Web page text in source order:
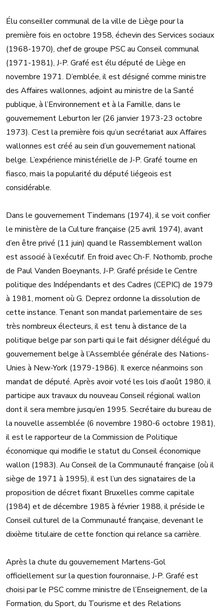
Élu conseiller communal de la ville de Liège pour la
première fois en octobre 1958, échevin des Services sociaux
(1968-1970), chef de groupe PSC au Conseil communal
(1971-1981), J-P. Grafé est élu député de Liège en
novembre 1971. D’emblée, il est désigné comme ministre
des Affaires wallonnes, adjoint au ministre de la Santé
publique, à l’Environnement et à la Famille, dans le
gouvernement Leburton Ier (26 janvier 1973-23 octobre
1973). C’est la première fois qu’un secrétariat aux Affaires
wallonnes est créé au sein d’un gouvernement national
belge. L’expérience ministérielle de J-P. Grafé tourne en
fiasco, mais la popularité du député liégeois est
considérable.
Dans le gouvernement Tindemans (1974), il se voit confier
le ministère de la Culture française (25 avril 1974), avant
d’en être privé (11 juin) quand le Rassemblement wallon
est associé à l’exécutif. En froid avec Ch-F. Nothomb, proche
de Paul Vanden Boeynants, J-P. Grafé préside le Centre
politique des Indépendants et des Cadres (CEPIC) de 1979
à 1981, moment où G. Deprez ordonne la dissolution de
cette instance. Tenant son mandat parlementaire de ses
très nombreux électeurs, il est tenu à distance de la
politique belge par son parti qui le fait désigner délégué du
gouvernement belge à l’Assemblée générale des Nations-
Unies à New-York (1979-1986). Il exerce néanmoins son
mandat de député. Après avoir voté les lois d’août 1980, il
participe aux travaux du nouveau Conseil régional wallon
dont il sera membre jusqu’en 1995. Secrétaire du bureau de
la nouvelle assemblée (6 novembre 1980-6 octobre 1981),
il est le rapporteur de la Commission de Politique
économique qui modifie le statut du Conseil économique
wallon (1983). Au Conseil de la Communauté française (où il
siège de 1971 à 1995), il est l’un des signataires de la
proposition de décret fixant Bruxelles comme capitale
(1984) et de décembre 1985 à février 1988, il préside le
Conseil culturel de la Communauté française, devenant le
dixième titulaire de cette fonction qui relance sa carrière.
Après la chute du gouvernement Martens-Gol
officiellement sur la question fouronnaise, J-P. Grafé est
choisi par le PSC comme ministre de l’Enseignement, de la
Formation, du Sport, du Tourisme et des Relations